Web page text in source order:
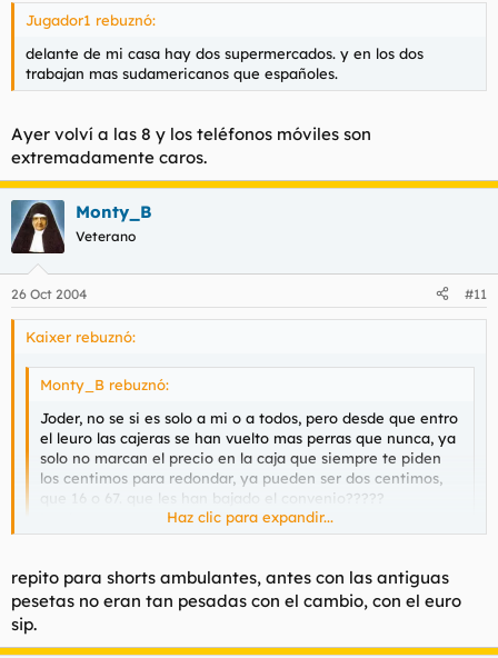
Jugador1 rebuznó:
delante de mi casa hay dos supermercados. y en los dos
trabajan mas sudamericanos que españoles.
Ayer volví a las 8 y los teléfonos móviles son
extremadamente caros.
Monty_B
Veterano
26 Oct 2004 #11
Kaixer rebuznó:
Monty_B rebuznó:
Joder, no se si es solo a mi o a todos, pero desde que entro
el leuro las cajeras se han vuelto mas perras que nunca, ya
solo no marcan el precio en la caja que siempre te piden
los centimos para redondar, ya pueden ser dos centimos,
que 16 o 67. que les han bajado el convenio?????
Haz clic para expandir...
Se puede saber de que coño trabajas tú para creerte tan
listo???
Haz clic para expandir...
repito para shorts ambulantes, antes con las antiguas
pesetas no eran tan pesadas con el cambio, con el euro
sip.